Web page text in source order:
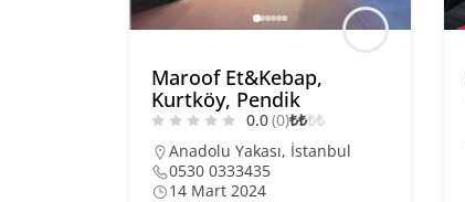
Maroof Et&Kebap,
Kurtköy, Pendik
0.0(0)₺₺₺₺
Anadolu Yakası, İstanbul
0530 0333435
14 Mart 2024